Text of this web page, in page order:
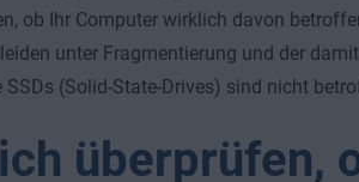
ob Ihr Computer wirklich davon
unter Fragmentierung und der
(Solid-State-Drives) sind nicht
überprüfen,